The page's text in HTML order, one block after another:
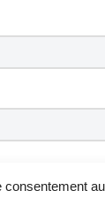
consentement